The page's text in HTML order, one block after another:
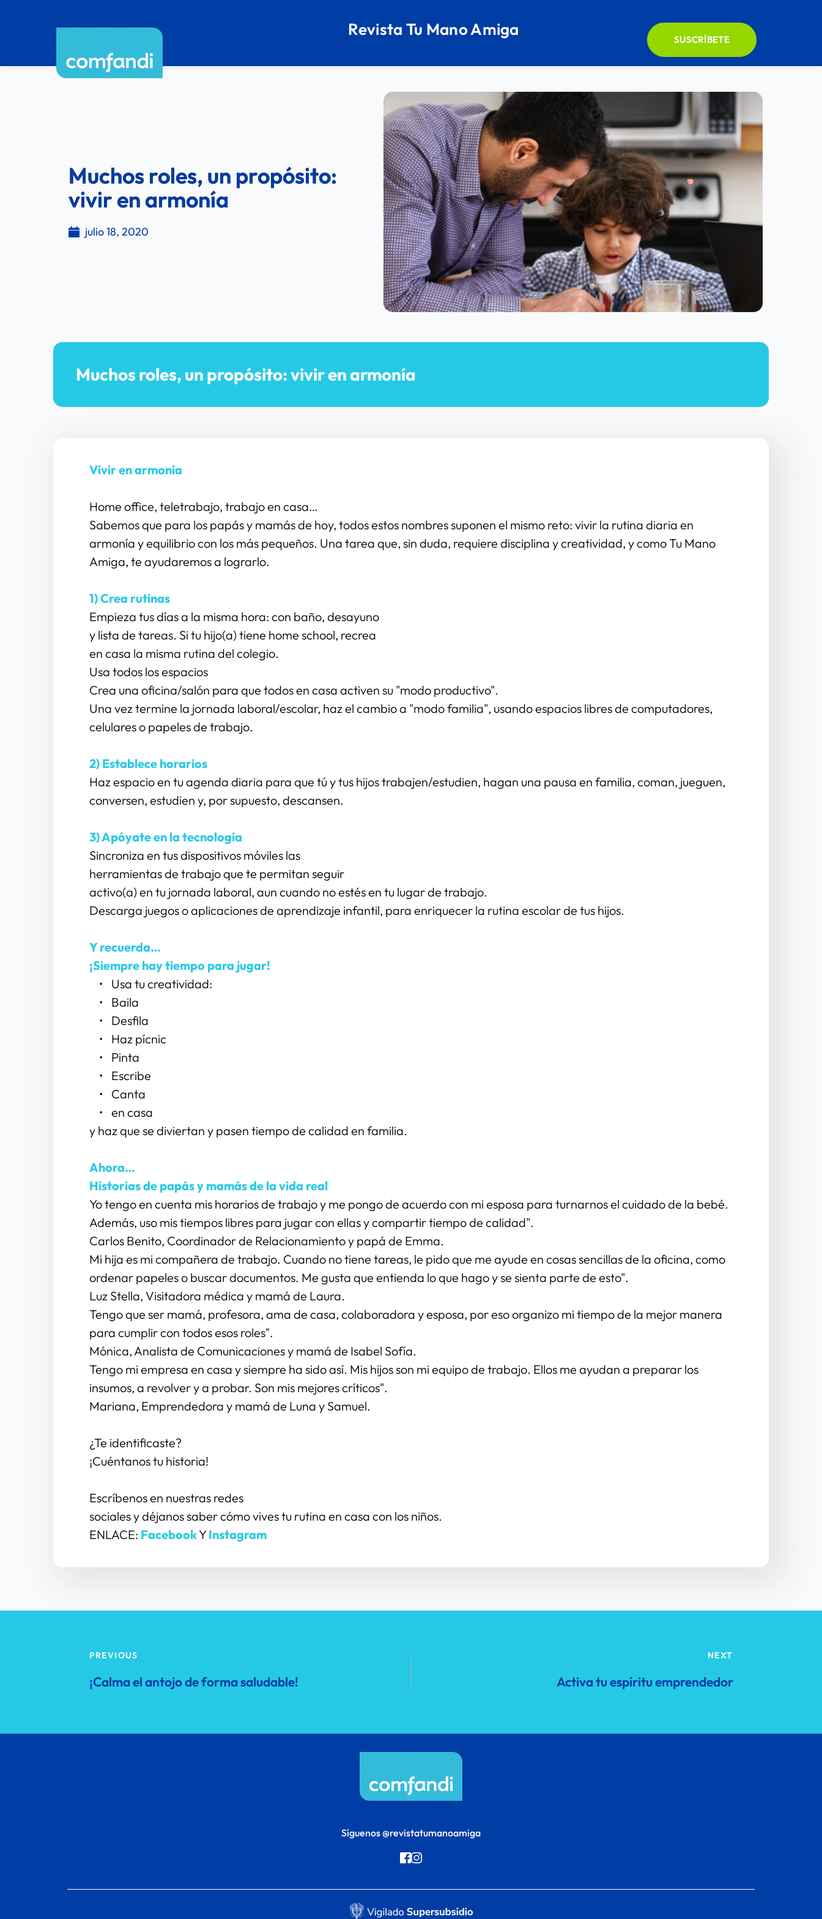
Revista Tu Mano Amiga
SUSCRÍBETE
Muchos roles, un propósito:
vivir en armonía
julio 18, 2020
Muchos roles, un propósito: vivir en armonía
Vivir en armonía
Home office, teletrabajo, trabajo en casa…
Sabemos que para los papás y mamás de hoy, todos estos nombres suponen el mismo reto: vivir la rutina diaria en
armonía y equilibrio con los más pequeños. Una tarea que, sin duda, requiere disciplina y creatividad, y como Tu Mano
Amiga, te ayudaremos a lograrlo.
1) Crea rutinas
Empieza tus días a la misma hora: con baño, desayuno
y lista de tareas. Si tu hijo(a) tiene home school, recrea
en casa la misma rutina del colegio.
Usa todos los espacios
Crea una oficina/salón para que todos en casa activen su "modo productivo".
Una vez termine la jornada laboral/escolar, haz el cambio a "modo familia", usando espacios libres de computadores,
celulares o papeles de trabajo.
2) Establece horarios
Haz espacio en tu agenda diaria para que tú y tus hijos trabajen/estudien, hagan una pausa en familia, coman, jueguen,
conversen, estudien y, por supuesto, descansen.
3) Apóyate en la tecnología
Sincroniza en tus dispositivos móviles las
herramientas de trabajo que te permitan seguir
activo(a) en tu jornada laboral, aun cuando no estés en tu lugar de trabajo.
Descarga juegos o aplicaciones de aprendizaje infantil, para enriquecer la rutina escolar de tus hijos.
Y recuerda…
¡Siempre hay tiempo para jugar!
Usa tu creatividad:
Baila
Desfila
Haz pícnic
Pinta
Escribe
Canta
en casa
y haz que se diviertan y pasen tiempo de calidad en familia.
Ahora…
Historias de papás y mamás de la vida real
Yo tengo en cuenta mis horarios de trabajo y me pongo de acuerdo con mi esposa para turnarnos el cuidado de la bebé.
Además, uso mis tiempos libres para jugar con ellas y compartir tiempo de calidad".
Carlos Benito, Coordinador de Relacionamiento y papá de Emma.
Mi hija es mi compañera de trabajo. Cuando no tiene tareas, le pido que me ayude en cosas sencillas de la oficina, como
ordenar papeles o buscar documentos. Me gusta que entienda lo que hago y se sienta parte de esto".
Luz Stella, Visitadora médica y mamá de Laura.
Tengo que ser mamá, profesora, ama de casa, colaboradora y esposa, por eso organizo mi tiempo de la mejor manera
para cumplir con todos esos roles".
Mónica, Analista de Comunicaciones y mamá de Isabel Sofía.
Tengo mi empresa en casa y siempre ha sido así. Mis hijos son mi equipo de trabajo. Ellos me ayudan a preparar los
insumos, a revolver y a probar. Son mis mejores críticos".
Mariana, Emprendedora y mamá de Luna y Samuel.
¿Te identificaste?
¡Cuéntanos tu historia!
Escríbenos en nuestras redes
sociales y déjanos saber cómo vives tu rutina en casa con los niños.
ENLACE: FacebookY Instagram
PREVIOUS NEXT
¡Calma el antojo de forma saludable! Activa tu espíritu emprendedor
Síguenos @revistatumanoamiga